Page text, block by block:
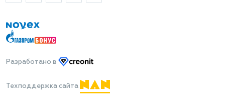
Разработано в
Техподдержка сайта